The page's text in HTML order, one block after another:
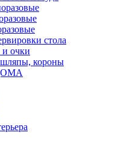
стола
очки
короны